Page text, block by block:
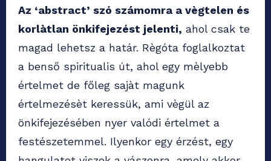
Az ‘abstract’ szó számomra a vègtelen és
korlàtlan önkifejezést jelenti, ahol csak te
magad lehetsz a határ. Règóta foglalkoztat
a benső spiritualis út, ahol egy mèlyebb
értelmet de főleg sajàt magunk
értelmezésèt keressük, ami vègül az
önkifejezésében nyer valódi értelmet a
festészetemmel. Ilyenkor egy érzést, egy